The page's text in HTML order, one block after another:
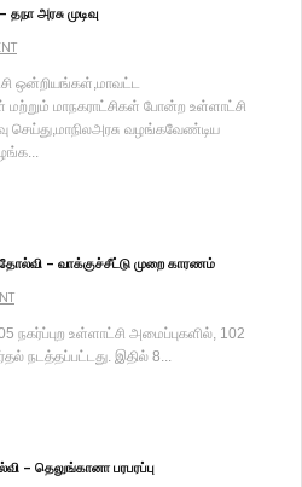
அரசு முடிவு
ஒன்றியங்கள்,மாவட்ட
மற்றும் மாநகராட்சிகள் போன்ற உள்ளாட்சி
செய்து,மாநிலஅரசு வழங்கவேண்டிய
– வாக்குச்சீட்டு முறை காரணம்
உள்ளாட்சி அமைப்புகளில், 102
நடத்தப்பட்டது. இதில் 8...
– தெலுங்கானா பரபரப்பு